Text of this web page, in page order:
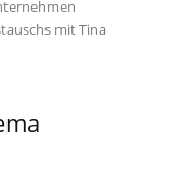
mit Tina